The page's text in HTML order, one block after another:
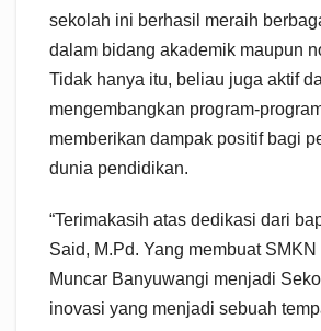
sekolah ini berhasil meraih
dalam bidang akademik maupun
Tidak hanya itu, beliau juga aktif
mengembangkan program-
memberikan dampak positif bagi
dunia pendidikan.
“Terimakasih atas dedikasi dari
Said, M.Pd. Yang membuat
Muncar Banyuwangi menjadi
inovasi yang menjadi sebuah